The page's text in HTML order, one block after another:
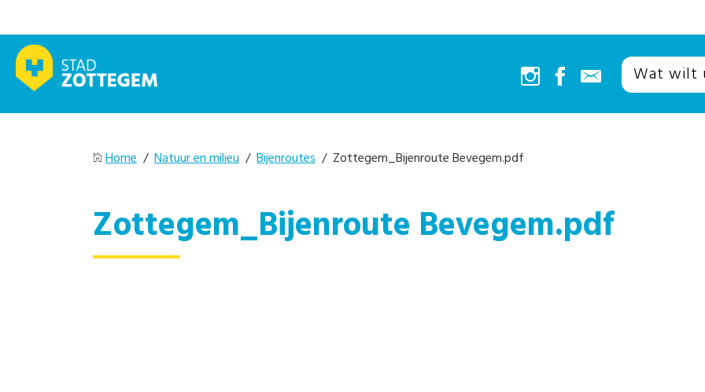
Home / Natuur en milieu / Bijenroutes / Zottegem_Bijenroute Bevegem.pdf
Zottegem_Bijenroute Bevegem.pdf